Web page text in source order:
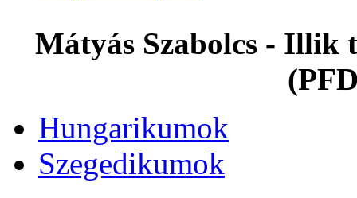
Mátyás Szabolcs - Illik
Hungarikumok
Szegedikumok